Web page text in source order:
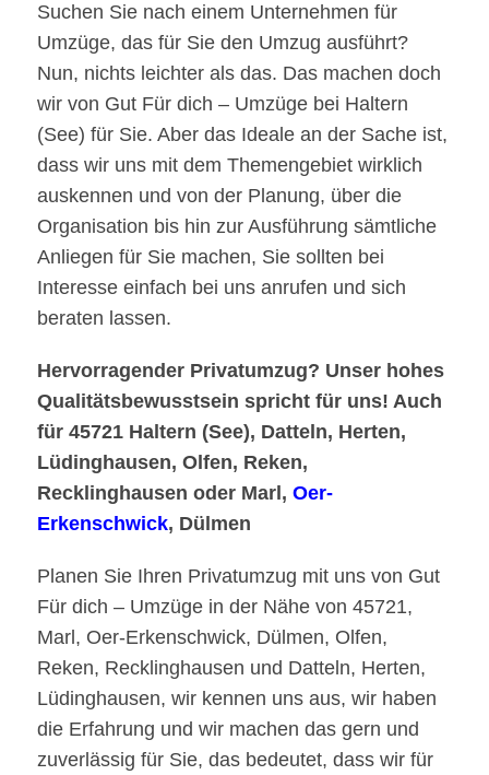
Suchen Sie nach einem Unternehmen für
Umzüge, das für Sie den Umzug ausführt?
Nun, nichts leichter als das. Das machen doch
wir von Gut Für dich – Umzüge bei Haltern
(See) für Sie. Aber das Ideale an der Sache ist,
dass wir uns mit dem Themengebiet wirklich
auskennen und von der Planung, über die
Organisation bis hin zur Ausführung sämtliche
Anliegen für Sie machen, Sie sollten bei
Interesse einfach bei uns anrufen und sich
beraten lassen.
Hervorragender Privatumzug? Unser hohes
Qualitätsbewusstsein spricht für uns! Auch
für 45721 Haltern (See), Datteln, Herten,
Lüdinghausen, Olfen, Reken,
Recklinghausen oder Marl, Oer-
Erkenschwick, Dülmen
Planen Sie Ihren Privatumzug mit uns von Gut
Für dich – Umzüge in der Nähe von 45721,
Marl, Oer-Erkenschwick, Dülmen, Olfen,
Reken, Recklinghausen und Datteln, Herten,
Lüdinghausen, wir kennen uns aus, wir haben
die Erfahrung und wir machen das gern und
zuverlässig für Sie, das bedeutet, dass wir für